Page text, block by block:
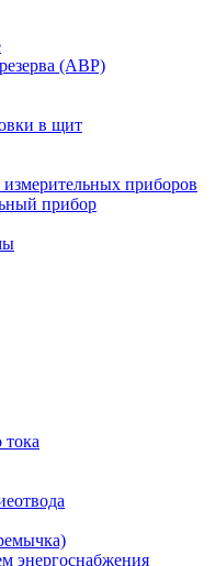
(АВР)
в щит
приборов
прибор
энергоснабжения